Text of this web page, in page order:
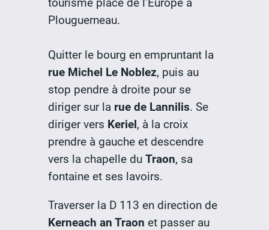
Plouguerneau.
Quitter le bourg en empruntant la
rue Michel Le Noblez, puis au
stop pendre à droite pour se
diriger sur la rue de Lannilis. Se
diriger vers Keriel, à la croix
prendre à gauche et descendre
vers la chapelle du Traon, sa
fontaine et ses lavoirs.
Traverser la D 113 en direction de
Kerneach an Traon et passer au